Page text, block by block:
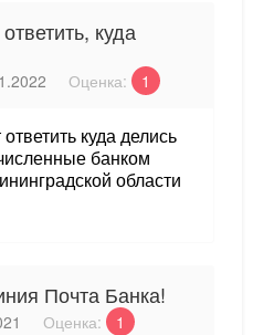
куда
Оценка: 1
куда делись
банком
области
Почта Банка!
Оценка: 1